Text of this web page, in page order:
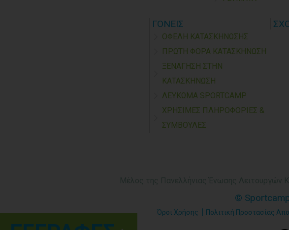
ΓΟΝΕΙΣ
ΟΦΕΛΗ ΚΑΤΑΣΚΗΝΩΣΗΣ
ΠΡΩΤΗ ΦΟΡΑ ΚΑΤΑΣΚΗΝΩΣΗ
ΞΕΝΑΓΗΣΗ ΣΤΗΝ
ΚΑΤΑΣΚΗΝΩΣΗ
ΛΕΥΚΩΜΑ SPORTCAMP
ΧΡΗΣΙΜΕΣ ΠΛΗΡΟΦΟΡΙΕΣ &
ΣΥΜΒΟΥΛΕΣ
©
Όροι Χρήσης | Πολιτική Προστασίας